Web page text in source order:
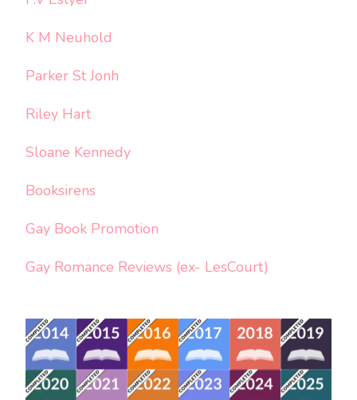
K M Neuhold
Parker St Jonh
Riley Hart
Sloane Kennedy
Booksirens
Gay Book Promotion
Gay Romance Reviews (ex- LesCourt)